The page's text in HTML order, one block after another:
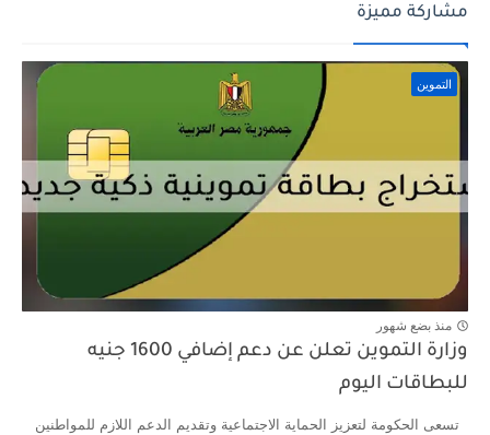
مشاركة مميزة
التموين
منذ بضع شهور
وزارة التموين تعلن عن دعم إضافي 1600 جنيه
للبطاقات اليوم
تسعى الحكومة لتعزيز الحماية الاجتماعية وتقديم الدعم اللازم للمواطنين